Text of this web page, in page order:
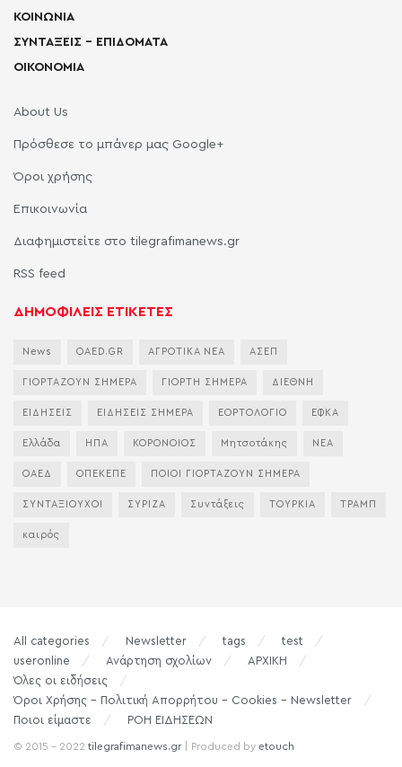
ΚΟΙΝΩΝΙΑ
ΣΥΝΤΑΞΕΙΣ – ΕΠΙΔΟΜΑΤΑ
ΟΙΚΟΝΟΜΙΑ
About Us
Πρόσθεσε το μπάνερ μας Google+
Όροι χρήσης
Επικοινωνία
Διαφημιστείτε στο tilegrafimanews.gr
RSS feed
ΔΗΜΟΦΙΛΕΙΣ ΕΤΙΚΕΤΕΣ
News OAED.GR ΑΓΡΟΤΙΚΑ ΝΕΑ ΑΣΕΠ
ΓΙΟΡΤΑΖΟΥΝ ΣΗΜΕΡΑ ΓΙΟΡΤΗ ΣΗΜΕΡΑ ΔΙΕΘΝΗ
ΕΙΔΗΣΕΙΣ ΕΙΔΗΣΕΙΣ ΣΗΜΕΡΑ ΕΟΡΤΟΛΟΓΙΟ ΕΦΚΑ
Ελλάδα ΗΠΑ ΚΟΡΟΝΟΙΟΣ Μητσοτάκης ΝΕΑ
ΟΑΕΔ ΟΠΕΚΕΠΕ ΠΟΙΟΙ ΓΙΟΡΤΑΖΟΥΝ ΣΗΜΕΡΑ
ΣΥΝΤΑΞΙΟΥΧΟΙ ΣΥΡΙΖΑ Συντάξεις ΤΟΥΡΚΙΑ ΤΡΑΜΠ
καιρός
All categories Newsletter tags
test
useronline
Ανάρτηση σχολίων
ΑΡΧΙΚΗ
Όλες οι ειδήσεις
Όροι Χρήσης – Πολιτική Απορρήτου – Cookies – Newsletter
Ποιοι είμαστε
ΡΟΗ ΕΙΔΗΣΕΩΝ
© 2015 - 2022 tilegrafimanews.gr| Produced by etouch